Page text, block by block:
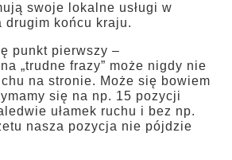
swoje lokalne usługi w
drugim końcu kraju.
punkt pierwszy –
„trudne frazy” może nigdy nie
na stronie. Może się bowiem
się na np. 15 pozycji
ułamek ruchu i bez np.
nasza pozycja nie pójdzie